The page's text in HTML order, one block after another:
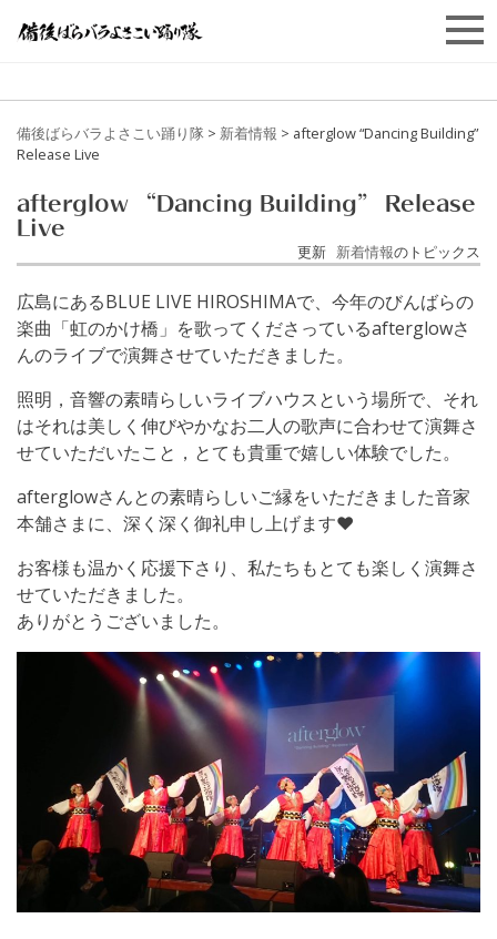
備後ばらバラよさこい踊り隊 > 新着情報 > afterglow “Dancing Building”
Release Live
afterglow “Dancing Building” Release
Live
更新 新着情報のトピックス
広島にあるBLUE LIVE HIROSHIMAで、今年のびんばらの
楽曲「虹のかけ橋」を歌ってくださっているafterglowさ
んのライブで演舞させていただきました。
照明，音響の素晴らしいライブハウスという場所で、それ
はそれは美しく伸びやかなお二人の歌声に合わせて演舞さ
せていただいたこと，とても貴重で嬉しい体験でした。
afterglowさんとの素晴らしいご縁をいただきました音家
本舗さまに、深く深く御礼申し上げます❤️
お客様も温かく応援下さり、私たちもとても楽しく演舞さ
せていただきました。
ありがとうございました。